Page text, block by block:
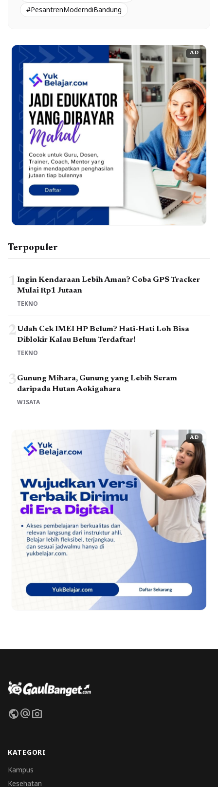
#PesantrenModerndiBandung
AD
Terpopuler
1Ingin Kendaraan Lebih Aman? Coba GPS Tracker
Mulai Rp1 Jutaan
TEKNO
2Udah Cek IMEI HP Belum? Hati-Hati Loh Bisa
Diblokir Kalau Belum Terdaftar!
TEKNO
3Gunung Mihara, Gunung yang Lebih Seram
daripada Hutan Aokigahara
WISATA
AD
publicalternate_emailphoto_camera
KATEGORI
Kampus
Kesehatan